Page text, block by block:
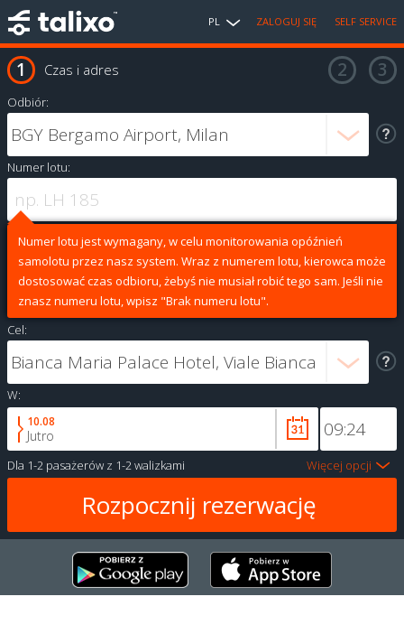
PL ZALOGUJ SIĘ SELF SERVICE
Czas i adres
Odbiór:
Numer lotu:
Numer lotu jest wymagany, w celu monitorowania opóźnień
samolotu przez nasz system. Wraz z numerem lotu, kierowca może
dostosować czas odbioru, żebyś nie musiał robić tego sam. Jeśli nie
znasz numeru lotu, wpisz "Brak numeru lotu".
Cel:
W:
10.08
Jutro
Dla 1-2 pasażerów z 1-2 walizkami Więcej opcji